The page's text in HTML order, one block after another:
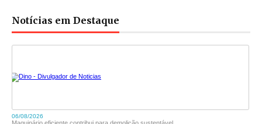
Notícias em Destaque